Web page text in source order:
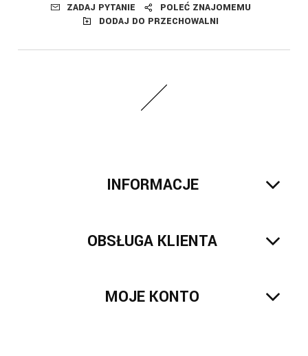
ZADAJ PYTANIE
POLEĆ ZNAJOMEMU
DODAJ DO PRZECHOWALNI
INFORMACJE
OBSŁUGA KLIENTA
MOJE KONTO